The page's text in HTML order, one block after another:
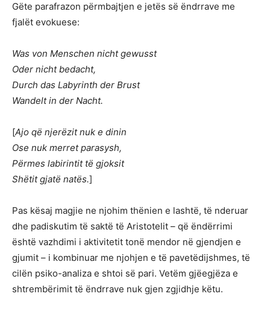
Gëte parafrazon përmbajtjen e jetës së ëndrrave me
fjalët evokuese:
Was von Menschen nicht gewusst
Oder nicht bedacht,
Durch das Labyrinth der Brust
Wandelt in der Nacht.
[Ajo që njerëzit nuk e dinin
Ose nuk merret parasysh,
Përmes labirintit të gjoksit
Shëtit gjatë natës.]
Pas kësaj magjie ne njohim thënien e lashtë, të nderuar
dhe padiskutim të saktë të Aristotelit – që ëndërrimi
është vazhdimi i aktivitetit tonë mendor në gjendjen e
gjumit – i kombinuar me njohjen e të pavetëdijshmes, të
cilën psiko-analiza e shtoi së pari. Vetëm gjëegjëza e
shtrembërimit të ëndrrave nuk gjen zgjidhje këtu.